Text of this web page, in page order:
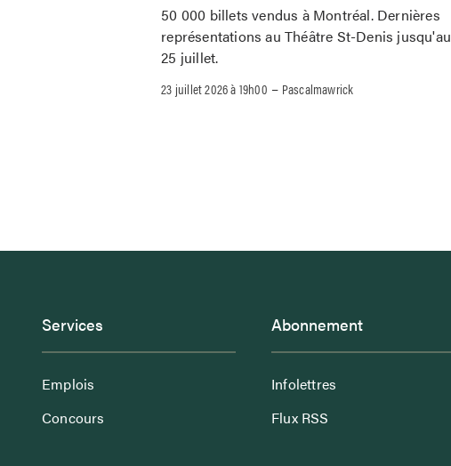
50 000 billets vendus à Montréal. Dernières
représentations au Théâtre St-Denis jusqu'au
25 juillet.
23 juillet 2026 à 19h00 – Pascalmawrick
Services
Emplois
Concours
Abonnement
Infolettres
Flux RSS